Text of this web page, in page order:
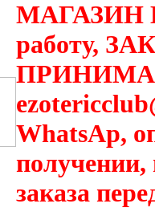
МАГАЗИН
работу,
WhatsAp,
получении,
заказа